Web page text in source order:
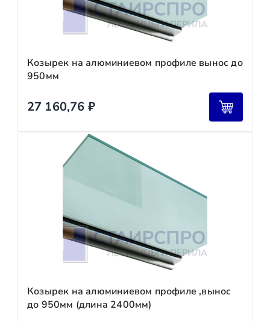
Козырек на алюминиевом профиле вынос до
950мм
27 160,76 ₽
Козырек на алюминиевом профиле ,вынос
до 950мм (длина 2400мм)